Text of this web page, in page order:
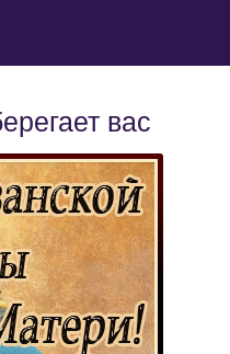
вас